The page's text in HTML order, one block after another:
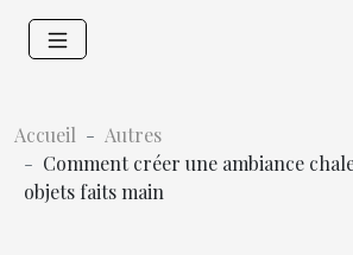
Accueil
Autres
Comment créer une ambiance
objets faits main